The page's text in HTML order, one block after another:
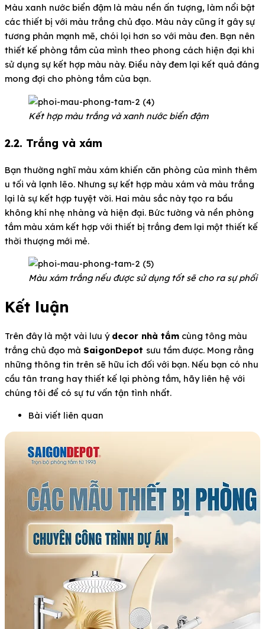
Màu xanh nước biển đậm là màu nền ấn tượng, làm nổi bật
các thiết bị với màu trắng chủ đạo. Màu này cũng ít gây sự
tương phản mạnh mẽ, chói lọi hơn so với màu đen. Bạn nên
thiết kế phòng tắm của mình theo phong cách hiện đại khi
sử dụng sự kết hợp màu này. Điều này đem lại kết quả đáng
mong đợi cho phòng tắm của bạn.
Kết hợp màu trắng và xanh nước biển đậm
2.2. Trắng và xám
Bạn thường nghĩ màu xám khiến căn phòng của mình thêm
u tối và lạnh lẽo. Nhưng sự kết hợp màu xám và màu trắng
lại là sự kết hợp tuyệt vời. Hai màu sắc này tạo ra bầu
không khí nhẹ nhàng và hiện đại. Bức tường và nền phòng
tắm màu xám kết hợp với thiết bị trắng đem lại một thiết kế
thời thượng mới mẻ.
Màu xám trắng nếu được sử dụng tốt sẽ cho ra sự phối
Kết luận
Trên đây là một vài lưu ý decor nhà tắm cùng tông màu
trắng chủ đạo mà SaigonDepot sưu tầm được. Mong rằng
những thông tin trên sẽ hữu ích đối với bạn. Nếu bạn có nhu
cầu tân trang hay thiết kế lại phòng tắm, hãy liên hệ với
chúng tôi để có sự tư vấn tận tình nhất.
Bài viết liên quan